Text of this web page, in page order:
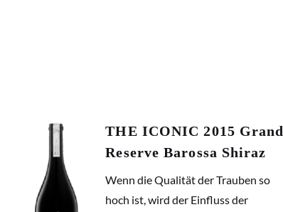
THE ICONIC 2015 Grand
Reserve Barossa Shiraz
Wenn die Qualität der Trauben so
hoch ist, wird der Einfluss der